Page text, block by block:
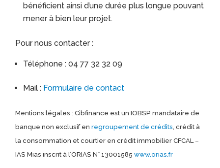
bénéficient ainsi d’une durée plus longue pouvant
mener à bien leur projet.
Pour nous contacter :
Téléphone : 04 77 32 32 09
Mail : Formulaire de contact
Mentions légales : Cibfinance est un IOBSP mandataire de
banque non exclusif enregroupement de crédits , crédit à
la consommation et courtier en crédit immobilier CFCAL –
IAS Mias inscrit à l’ORIAS N° 13001585www.orias.fr